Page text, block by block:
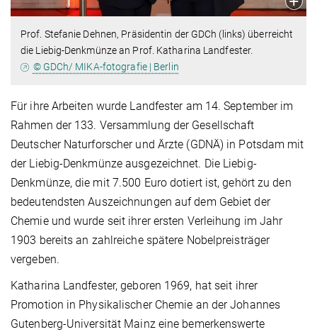
Prof. Stefanie Dehnen, Präsidentin der GDCh (links) überreicht
die Liebig-Denkmünze an Prof. Katharina Landfester.
© GDCh/ MIKA-fotografie | Berlin
Für ihre Arbeiten wurde Landfester am 14. September im
Rahmen der 133. Versammlung der Gesellschaft
Deutscher Naturforscher und Ärzte (GDNÄ) in Potsdam mit
der Liebig-Denkmünze ausgezeichnet. Die Liebig-
Denkmünze, die mit 7.500 Euro dotiert ist, gehört zu den
bedeutendsten Auszeichnungen auf dem Gebiet der
Chemie und wurde seit ihrer ersten Verleihung im Jahr
1903 bereits an zahlreiche spätere Nobelpreisträger
vergeben.
Katharina Landfester, geboren 1969, hat seit ihrer
Promotion in Physikalischer Chemie an der Johannes
Gutenberg-Universität Mainz eine bemerkenswerte